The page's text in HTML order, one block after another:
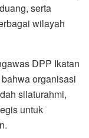
serta
wilayah
DPP Ikatan
organisasi
silaturahmi,
untuk